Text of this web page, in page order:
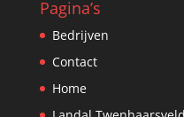
Pagina’s
Bedrijven
Contact
Home